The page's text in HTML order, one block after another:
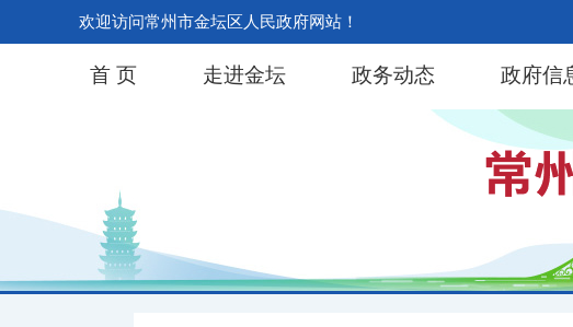
欢迎访问常州市金坛区人民政府网站！
首 页 走进金坛 政务动态 政府信